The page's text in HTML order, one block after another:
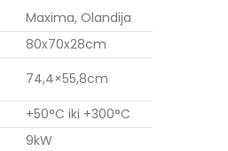
Maxima, Olandija
80x70x28cm
74,4×55,8cm
+50°C iki +300°C
9kW